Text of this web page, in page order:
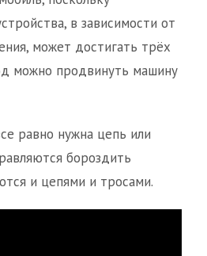
в зависимости от
может достигать трёх
можно продвинуть машину
равно нужна цепь или
бороздить
и цепями и тросами.